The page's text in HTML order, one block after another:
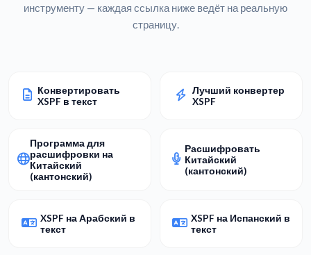
инструменту — каждая ссылка ниже ведёт на реальную
страницу.
Конвертировать
XSPF в текст
Лучший конвертер
XSPF
Программа для
расшифровки на
Китайский
(кантонский)
Расшифровать
Китайский
(кантонский)
XSPF на Арабский в
текст
XSPF на Испанский в
текст